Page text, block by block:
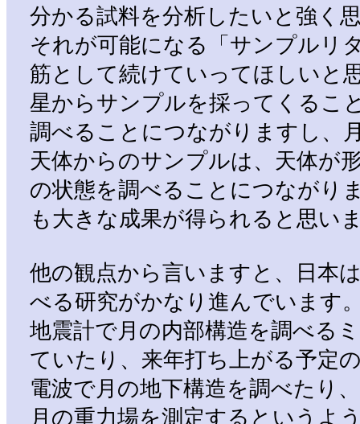
分かる試料を分析したいと強く
それが可能になる「サンプルリ
筋として続けていってほしいと
星からサンプルを採ってくるこ
調べることにつながりますし、
天体からのサンプルは、天体が
の状態を調べることにつながり
も大きな成果が得られると思い
他の観点から言いますと、日本
べる研究がかなり進んでいます
地震計で月の内部構造を調べる
ていたり、来年打ち上がる予定
電波で月の地下構造を調べたり
月の重力場を測定するというよ